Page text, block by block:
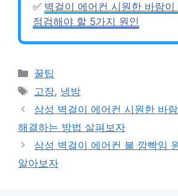
✅ 벽걸이 에어컨 시원한 바람이
점검해야 할 5가지 원인
카
테
리
꿀팁
태
그
고장, 냉방
삼성 벽걸이 에어컨 시원한 바
해결하는 방법 살펴보자
삼성 벽걸이 에어컨 불 깜빡임
알아보자